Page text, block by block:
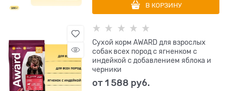
В КОРЗИНУ
Сухой корм AWARD для взрослых
собак всех пород с ягненком с
индейкой с добавлением яблока и
черники
от1 588 руб.